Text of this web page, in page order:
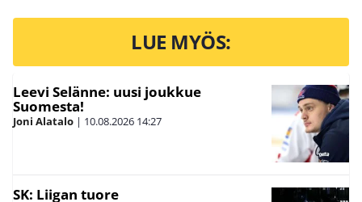
LUE MYÖS:
Leevi Selänne: uusi joukkue
Suomesta!
Joni Alatalo | 10.08.2026 14:27
SK: Liigan tuore